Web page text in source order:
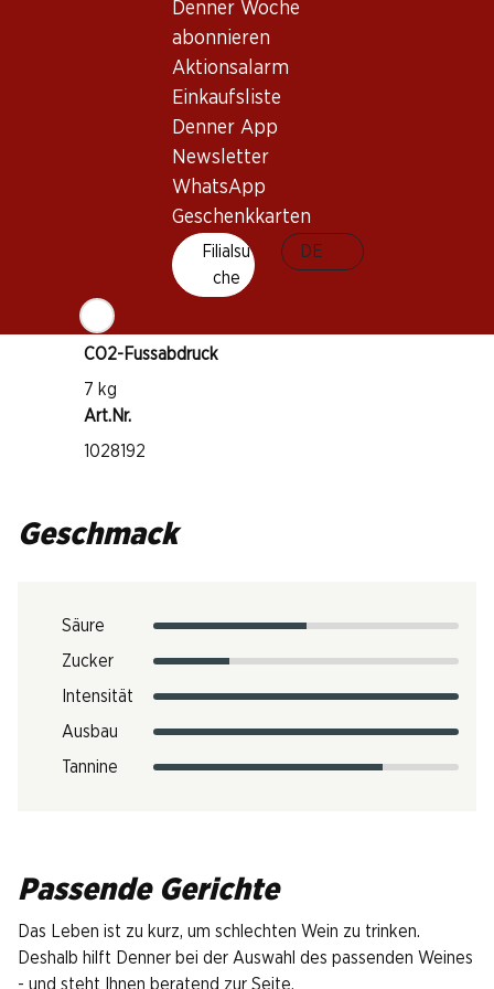
Denner Woche
abonnieren
Aktionsalarm
Einkaufsliste
Denner App
Newsletter
WhatsApp
Geschenkkarten
Filialsu
che
DE
Wissenswertes
Trinktemperatur
15–17 °C
CO2-Fussabdruck
7 kg
Art.Nr.
1028192
Geschmack
Säure
Zucker
Intensität
Ausbau
Tannine
Passende Gerichte
Das Leben ist zu kurz, um schlechten Wein zu trinken.
Deshalb hilft Denner bei der Auswahl des passenden Weines
- und steht Ihnen beratend zur Seite.